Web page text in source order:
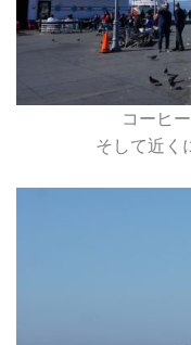
コーヒ
そして近く